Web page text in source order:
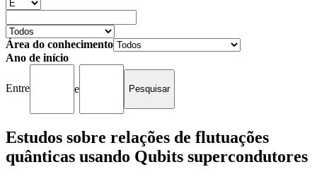
Área do conhecimento
Ano de início
Entre e
Estudos sobre relações de flutuações
quânticas usando Qubits supercondutores